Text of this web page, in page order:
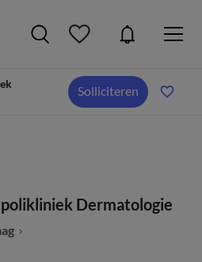
Solliciteren
Dermatologie